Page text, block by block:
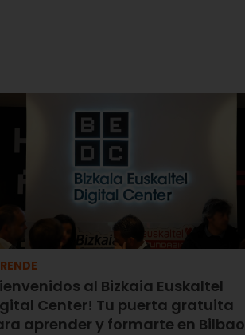
al Bizkaia Euskaltel
Center! Tu puerta gratuita
aprender y formarte en Bilbao